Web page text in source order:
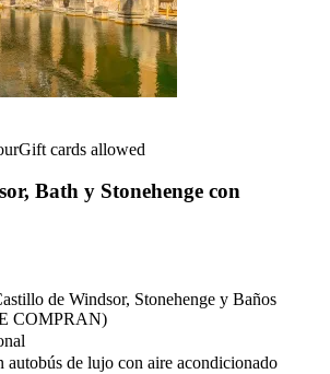
Gift cards allowed
Bath y Stonehenge con
de Windsor, Stonehenge y Baños
COMPRAN)
autobús de lujo con aire acondicionado